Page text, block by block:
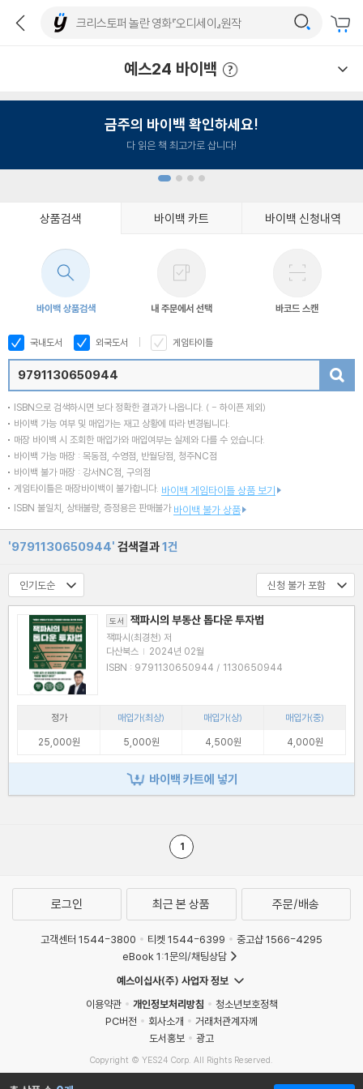
예스24 바이백
금주의 바이백 확인하세요!
다 읽은 책 최고가로 삽니다!
상품검색 바이백 카트 바이백 신청내역
바이백 상품검색 내 주문에서 선택 바코드 스캔
국내도서 외국도서 게임타이틀
ISBN으로 검색하시면 보다 정확한 결과가 나옵니다. ( - 하이픈 제외)
바이백 가능 여부 및 매입가는 재고 상황에 따라 변경됩니다.
매장 바이백 시 조회한 매입가와 매입여부는 실제와 다를 수 있습니다.
바이백 가능 매장 : 목동점, 수영점, 반월당점, 청주NC점
바이백 불가 매장 : 강서NC점, 구의점
게임타이틀은 매장바이백이 불가합니다. 바이백 게임타이틀 상품 보기
ISBN 불일치, 상태불량, 증정용은 판매불가 바이백 불가 상품
'9791130650944' 검색결과1건
도서 잭파시의 부동산 톱다운 투자법
잭파시(최경천) 저
다산북스 | 2024년 02월
ISBN : 9791130650944 / 1130650944
정가 매입가(최상) 매입가(상)
매입가(중)
25,000원
5,000원 4,500원 4,000원
바이백 카트에 넣기
1
로그인 최근 본 상품 주문/배송
고객센터 1544-3800 티켓 1544-6399
중고샵 1566-4295
eBook 1:1문의/채팅상담
예스이십사(주) 사업자 정보
이용약관
개인정보처리방침
청소년보호정책
PC버전
회사소개
거래처관계자께
도서홍보
광고
Copyright © YES24 Corp. All Rights Reserved.
MATOM2